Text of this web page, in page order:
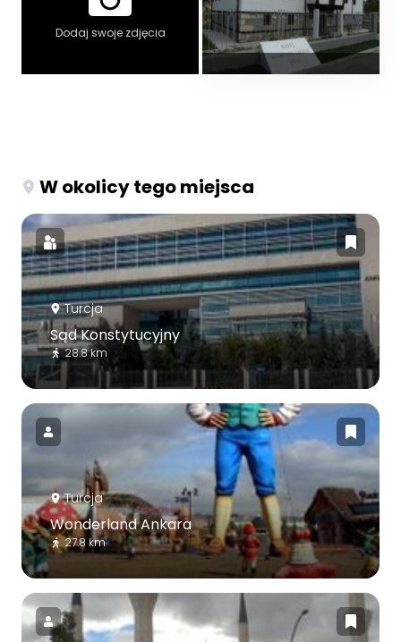
Dodaj swoje zdjęcia
W okolicy tego miejsca
Turcja
Sąd Konstytucyjny
28.8 km
Turcja
Wonderland Ankara
27.8 km